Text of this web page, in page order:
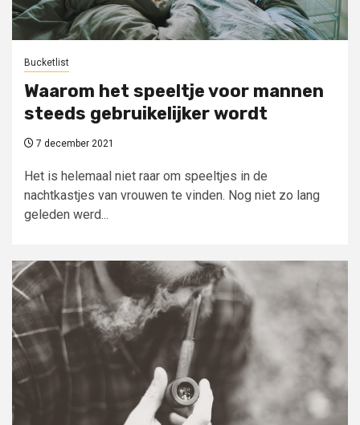
Bucketlist
Waarom het speeltje voor mannen
steeds gebruikelijker wordt
7 december 2021
Het is helemaal niet raar om speeltjes in de
nachtkastjes van vrouwen te vinden. Nog niet zo lang
geleden werd...